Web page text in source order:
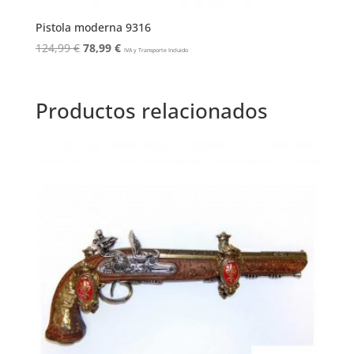
Pistola moderna 9316
124,99€ El
124,99 €.
78,99 €El
78,99 €.
IVA y Transporte Incluido
Productos relacionados